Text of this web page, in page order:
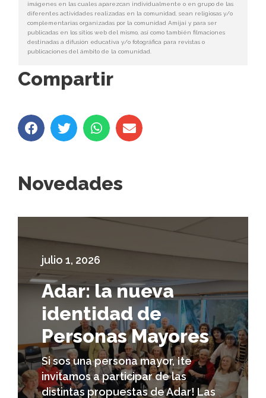
imágenes en las cuales aparezcan individualmente o en grupo de las
diferentes actividades realizadas en la comunidad, sean religiosas y/o
complementarias organizadas por la comunidad Amijai y para ser
publicadas en los sitios web del mismo, así como también filmaciones
destinadas a difusión educativa y/o fotográfica para revistas o
publicaciones del ámbito de la comunidad.
Compartir
Novedades
julio 1, 2026
Adar: la nueva
identidad de
Personas Mayores
Si sos una persona mayor, ¡te
invitamos a participar de las
distintas propuestas de Adar! Las